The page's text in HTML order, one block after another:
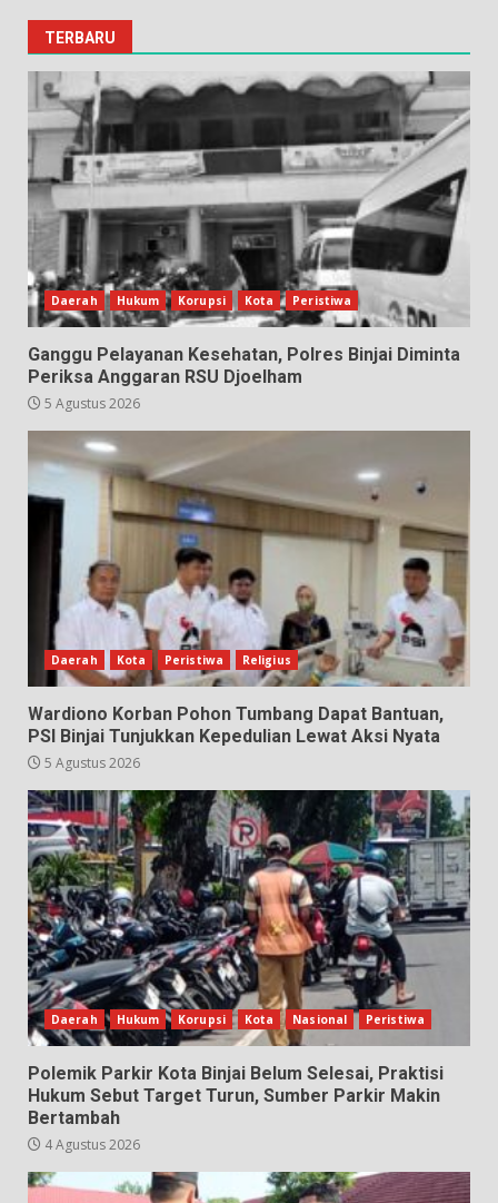
TERBARU
Daerah Hukum Korupsi Kota Peristiwa
Ganggu Pelayanan Kesehatan, Polres Binjai Diminta
Periksa Anggaran RSU Djoelham
5 Agustus 2026
Daerah Kota Peristiwa Religius
Wardiono Korban Pohon Tumbang Dapat Bantuan,
PSI Binjai Tunjukkan Kepedulian Lewat Aksi Nyata
5 Agustus 2026
Daerah Hukum Korupsi Kota Nasional Peristiwa
Polemik Parkir Kota Binjai Belum Selesai, Praktisi
Hukum Sebut Target Turun, Sumber Parkir Makin
Bertambah
4 Agustus 2026